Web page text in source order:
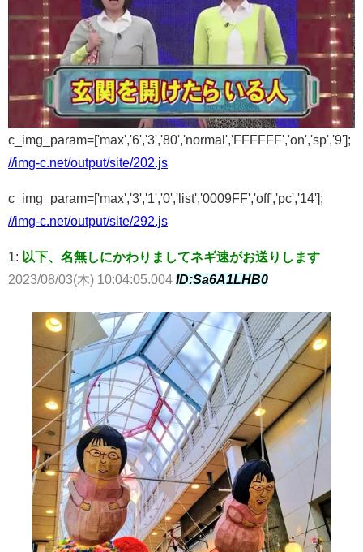
c_img_param=['max','6','3','80','normal','FFFFFF','on','sp','9'];
//img-c.net/output/site/202.js
c_img_param=['max','3','1','0','list','0009FF','off','pc','14'];
//img-c.net/output/site/292.js
1: 以下、名無しにかわりましてネギ速がお送りします
2023/08/03(木) 10:04:05.004 ID:Sa6A1LHB0